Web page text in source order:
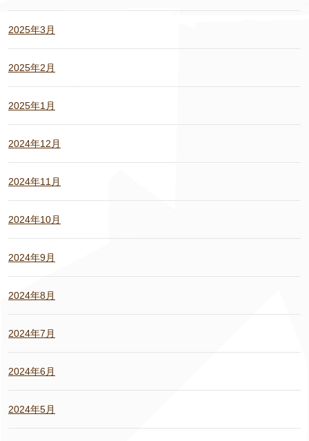
2025年3月
2025年2月
2025年1月
2024年12月
2024年11月
2024年10月
2024年9月
2024年8月
2024年7月
2024年6月
2024年5月